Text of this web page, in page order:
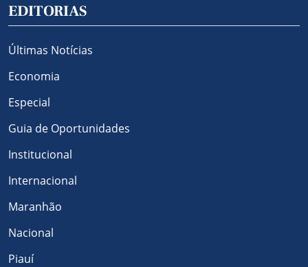
EDITORIAS
Últimas Notícias
Economia
Especial
Guia de Oportunidades
Institucional
Internacional
Maranhão
Nacional
Piauí